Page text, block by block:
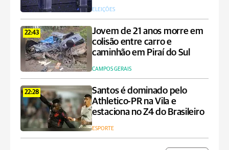
ELEIÇÕES
22:43
Jovem de 21 anos morre em
colisão entre carro e
caminhão em Piraí do Sul
CAMPOS GERAIS
22:28
Santos é dominado pelo
Athletico-PR na Vila e
estaciona no Z4 do Brasileiro
ESPORTE